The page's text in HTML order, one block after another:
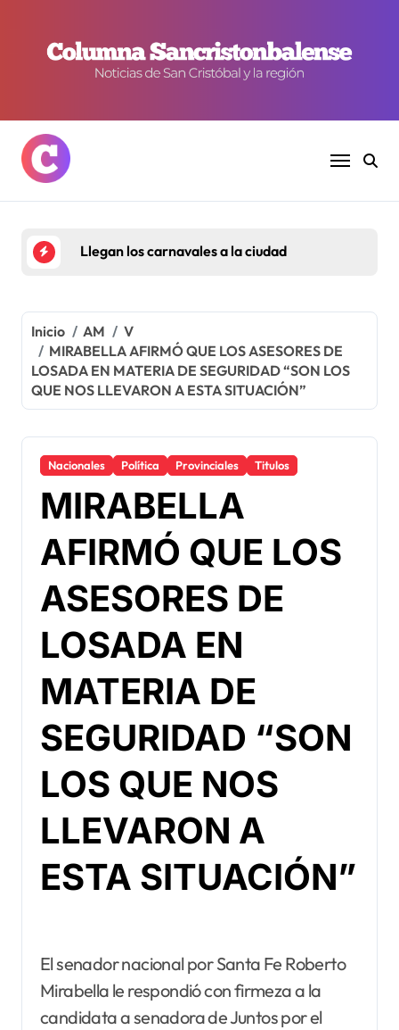
contenido
Llegan los carnavales a la ciudad
Inicio AM
V
MIRABELLA AFIRMÓ QUE LOS ASESORES DE
LOSADA EN MATERIA DE SEGURIDAD “SON LOS
QUE NOS LLEVARON A ESTA SITUACIÓN”
Nacionales Política Provinciales Titulos
MIRABELLA
AFIRMÓ QUE LOS
ASESORES DE
LOSADA EN
MATERIA DE
SEGURIDAD “SON
LOS QUE NOS
LLEVARON A
ESTA SITUACIÓN”
El senador nacional por Santa Fe Roberto
Mirabella le respondió con firmeza a la
candidata a senadora de Juntos por el